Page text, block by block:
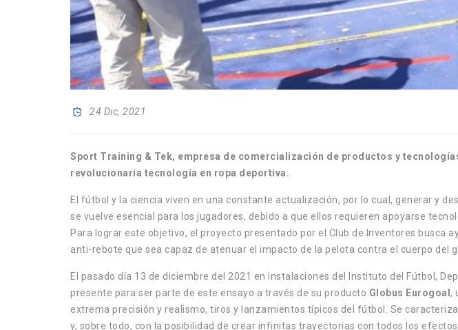
24 Dic, 2021
Sport Training & Tek, empresa de comercialización de productos y
revolucionaria tecnología en ropa deportiva.
El fútbol y la ciencia viven en una constante actualización, por lo cual, generar y
se vuelve esencial para los jugadores, debido a que ellos requieren apoyarse
Para lograr este objetivo, el proyecto presentado por el Club de Inventores
anti-rebote que sea capaz de atenuar el impacto de la pelota contra el cuerpo del
El pasado día 13 de diciembre del 2021 en instalaciones del Instituto del Fútbol,
presente para ser parte de este ensayo a través de su producto Globus Eurogoal ,
extrema precisión y realismo, tiros y lanzamientos típicos del fútbol. Se
y, sobre todo, con la posibilidad de crear infinitas trayectorias con todos los efectos